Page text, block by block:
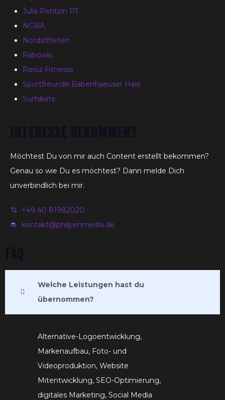
Julia Pentzin PT
NGBA
Nordathleten
Rabowls
Raoul Fitnesss
Sportfreunde Babenhaeuser Haie
Surfskate
Möchtest Du von mir auch Content erstellt bekommen?
Genau so wie Du es möchtest? Dann melde Dich
unverbindlich bei mir.
+49 40 81982020
kontakt@philpenmedia.de
Welche Leistungen hast du
übernommen?
Alternative-Logoentwicklung,
Markenaufbau, Foto- und
Videoproduktion, Website
Mitentwicklung, SEO-Optimierung,
digitales Marketing, Social Media